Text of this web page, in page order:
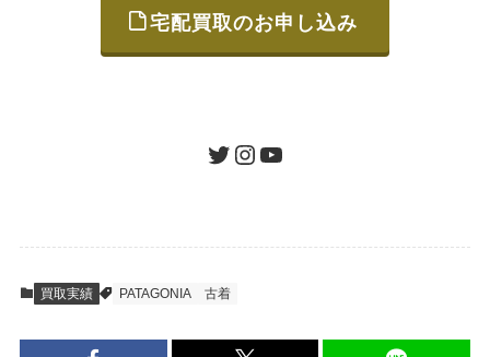
ご発送
査定結果のご承認 / 入金
到着即日に査定いたします。買取金額にご納
宅配買取のお申し込み
ツイッターインスタグラムユーチューブ
買取実績 PATAGONIA 古着